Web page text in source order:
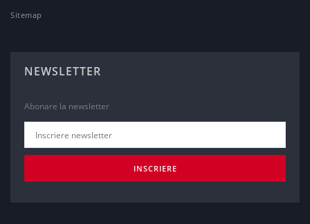
Sitemap
NEWSLETTER
Abonare la newsletter
INSCRIERE